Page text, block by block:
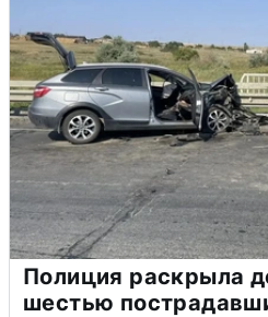
Полиция раскрыла
шестью